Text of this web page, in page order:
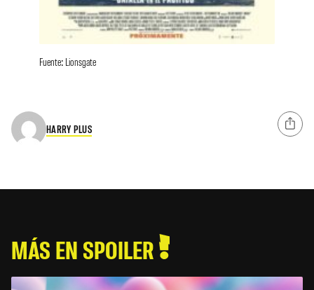
Fuente: Lionsgate
HARRY PLUS
MÁS EN SPOILER